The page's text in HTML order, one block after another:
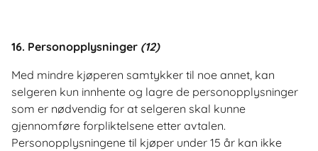
16. Personopplysninger (12)
Med mindre kjøperen samtykker til noe annet, kan
selgeren kun innhente og lagre de personopplysninger
som er nødvendig for at selgeren skal kunne
gjennomføre forpliktelsene etter avtalen.
Personopplysningene til kjøper under 15 år kan ikke